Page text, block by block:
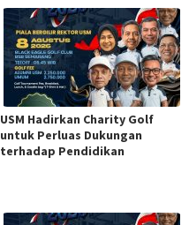
USM Hadirkan Charity Golf
untuk Perluas Dukungan
terhadap Pendidikan